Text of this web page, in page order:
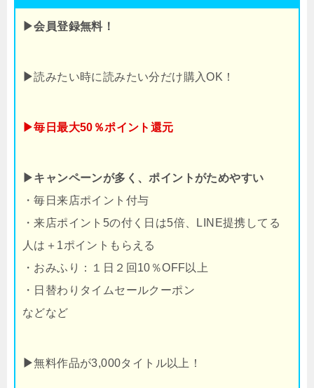
▶会員登録無料！
▶読みたい時に読みたい分だけ購入OK！
▶毎日最大50％ポイント還元
▶キャンペーンが多く、ポイントがためやすい
・毎日来店ポイント付与
・来店ポイント5の付く日は5倍、LINE提携してる
人は＋1ポイントもらえる
・おみふり：１日２回10％OFF以上
・日替わりタイムセールクーポン
などなど
▶無料作品が3,000タイトル以上！